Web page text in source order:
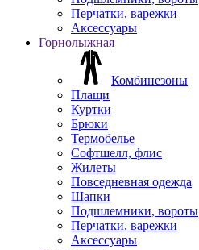
Перчатки, варежки
Аксессуары
Горнолыжная
Комбинезоны
Плащи
Куртки
Брюки
Термобелье
Софтшелл, флис
Жилеты
Повседневная одежда
Шапки
Подшлемники, вороты
Перчатки, варежки
Аксессуары